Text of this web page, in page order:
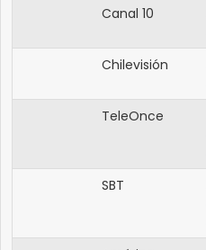
Canal 10
Chilevisión
TeleOnce
SBT